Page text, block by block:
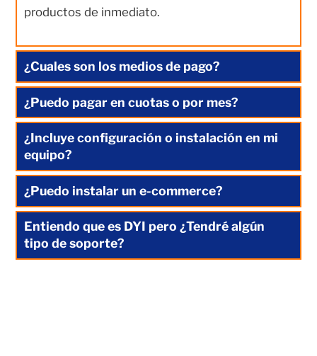
productos de inmediato.
¿Cuales son los medios de pago?
¿Puedo pagar en cuotas o por mes?
¿Incluye configuración o instalación en mi
equipo?
¿Puedo instalar un e-commerce?
Entiendo que es DYI pero ¿Tendré algún
tipo de soporte?